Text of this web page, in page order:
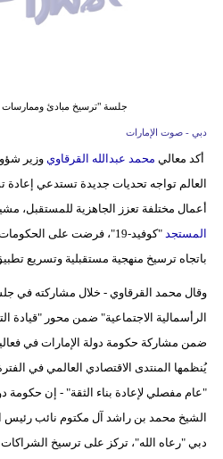
جلسة "ترسيخ مبادئ وممارسات
دبي - صوت الإمارات
أكد معالي محمد عبدالله القرقاوي وزير
العالم تواجه تحديات جديدة تستدعي إعادة
أعمال مختلفة تعزز الجاهزية للمستقبل،
المستجد
"كوفيد-19"، فرضت على
باتجاه ترسيخ منهجية مستقبلية وتسريع
وقال محمد القرقاوي - خلال مشاركته في
الرأسمالية الاجتماعية" ضمن محور "قيادة
"عام مفصلي لإعادة بناء الثقة" - إن حكومة
الشيخ محمد بن راشد آل مكتوم نائب رئيس
دبي "رعاه الله"، تركز على ترسيخ الشراكات